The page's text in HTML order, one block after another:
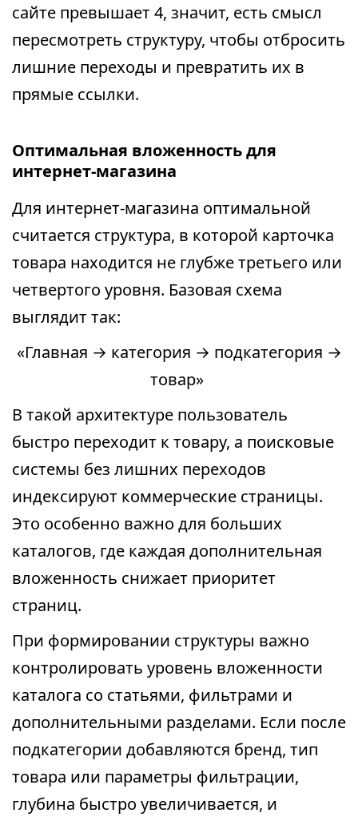
сайте превышает 4, значит, есть смысл
пересмотреть структуру, чтобы отбросить
лишние переходы и превратить их в
прямые ссылки.
Оптимальная вложенность для
интернет-магазина
Для интернет-магазина оптимальной
считается структура, в которой карточка
товара находится не глубже третьего или
четвертого уровня. Базовая схема
выглядит так:
«Главная → категория → подкатегория →
товар»
В такой архитектуре пользователь
быстро переходит к товару, а поисковые
системы без лишних переходов
индексируют коммерческие страницы.
Это особенно важно для больших
каталогов, где каждая дополнительная
вложенность снижает приоритет
страниц.
При формировании структуры важно
контролировать уровень вложенности
каталога со статьями, фильтрами и
дополнительными разделами. Если после
подкатегории добавляются бренд, тип
товара или параметры фильтрации,
глубина быстро увеличивается, и